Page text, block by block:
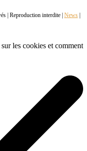
| Reproduction interdite | News
les cookies et comment